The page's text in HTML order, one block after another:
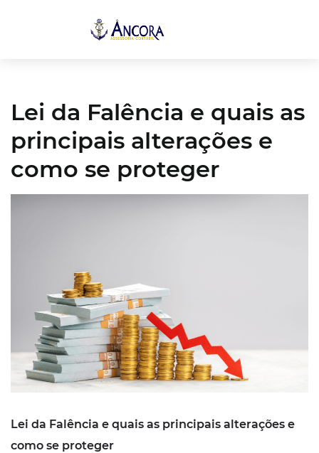
Lei da Falência e quais as
principais alterações e
como se proteger
Lei da Falência e quais as principais alterações e
como se proteger